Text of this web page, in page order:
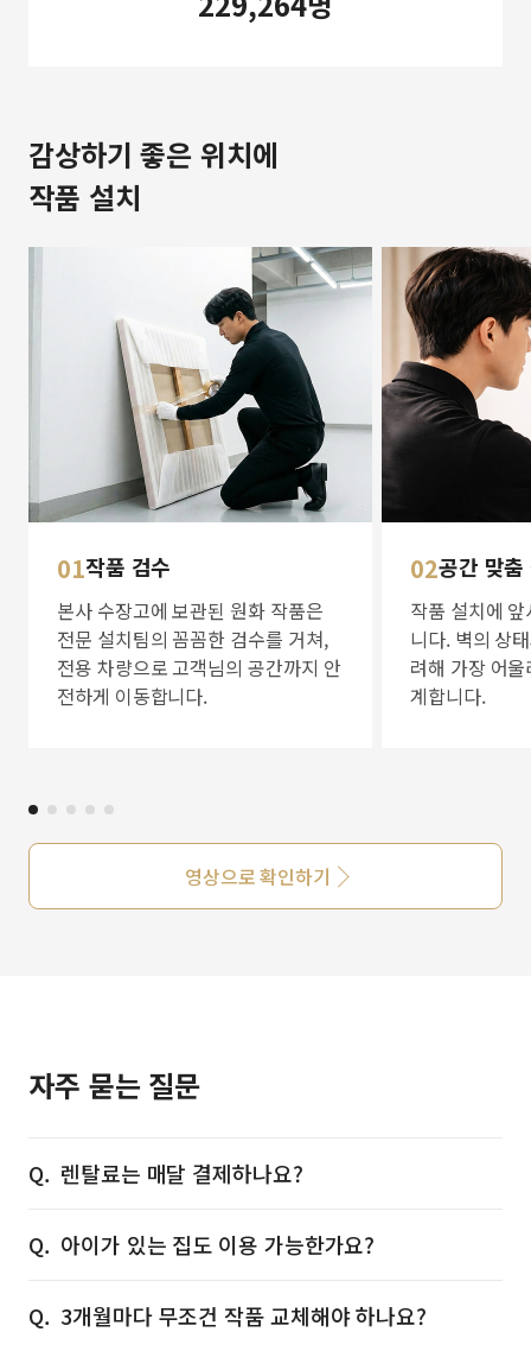
감상하기 좋은 위치에
작품 설치
01작품 검수
본사 수장고에 보관된 원화 작품은
전문 설치팀의 꼼꼼한 검수를 거쳐,
전용 차량으로 고객님의 공간까지 안
전하게 이동합니다.
02공간 맞
작품 설치에
니다. 벽의 상
려해 가장 어
계합니다.
영상으로 확인하기
자주 묻는 질문
렌탈료는 매달 결제하나요?
아이가 있는 집도 이용 가능한가요?
3개월마다 무조건 작품 교체해야 하나요?